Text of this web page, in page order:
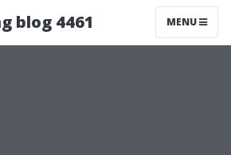
blog 4461 MENU